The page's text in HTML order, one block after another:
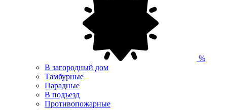
%
В загородный дом
Тамбурные
Парадные
В подъезд
Противопожарные